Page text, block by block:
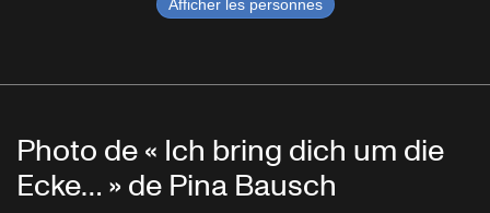
Afficher les personnes
Photo de « Ich bring dich um die
Ecke… » de Pina Bausch